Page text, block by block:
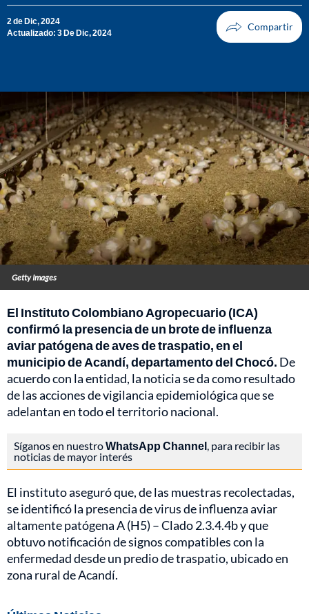
2 de Dic, 2024
Actualizado: 3 De Dic, 2024
Getty Images
El Instituto Colombiano Agropecuario (ICA)
confirmó la presencia de un brote de influenza
aviar patógena de aves de traspatio, en el
municipio de Acandí, departamento del Chocó. De
acuerdo con la entidad, la noticia se da como resultado
de las acciones de vigilancia epidemiológica que se
adelantan en todo el territorio nacional.
Síganos en nuestroWhatsApp Channel, para recibir las
noticias de mayor interés
El instituto aseguró que, de las muestras recolectadas,
se identificó la presencia de virus de influenza aviar
altamente patógena A (H5) – Clado 2.3.4.4b y que
obtuvo notificación de signos compatibles con la
enfermedad desde un predio de traspatio, ubicado en
zona rural de Acandí.